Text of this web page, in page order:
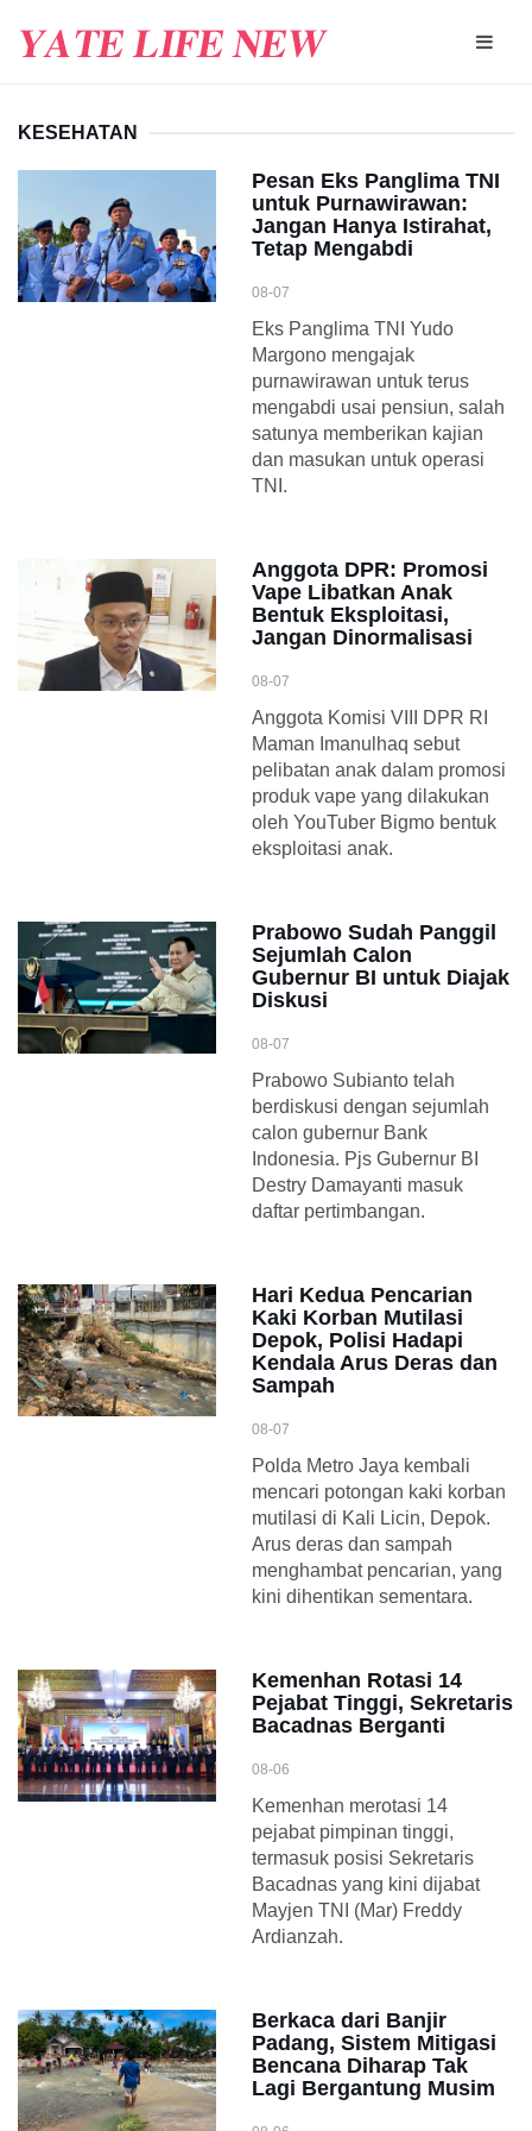
KESEHATAN
Pesan Eks Panglima TNI
untuk Purnawirawan:
Jangan Hanya Istirahat,
Tetap Mengabdi
08-07
Eks Panglima TNI Yudo
Margono mengajak
purnawirawan untuk terus
mengabdi usai pensiun, salah
satunya memberikan kajian
dan masukan untuk operasi
TNI.
Anggota DPR: Promosi
Vape Libatkan Anak
Bentuk Eksploitasi,
Jangan Dinormalisasi
08-07
Anggota Komisi VIII DPR RI
Maman Imanulhaq sebut
pelibatan anak dalam promosi
produk vape yang dilakukan
oleh YouTuber Bigmo bentuk
eksploitasi anak.
Prabowo Sudah Panggil
Sejumlah Calon
Gubernur BI untuk Diajak
Diskusi
08-07
Prabowo Subianto telah
berdiskusi dengan sejumlah
calon gubernur Bank
Indonesia. Pjs Gubernur BI
Destry Damayanti masuk
daftar pertimbangan.
Hari Kedua Pencarian
Kaki Korban Mutilasi
Depok, Polisi Hadapi
Kendala Arus Deras dan
Sampah
08-07
Polda Metro Jaya kembali
mencari potongan kaki korban
mutilasi di Kali Licin, Depok.
Arus deras dan sampah
menghambat pencarian, yang
kini dihentikan sementara.
Kemenhan Rotasi 14
Pejabat Tinggi, Sekretaris
Bacadnas Berganti
08-06
Kemenhan merotasi 14
pejabat pimpinan tinggi,
termasuk posisi Sekretaris
Bacadnas yang kini dijabat
Mayjen TNI (Mar) Freddy
Ardianzah.
Berkaca dari Banjir
Padang, Sistem Mitigasi
Bencana Diharap Tak
Lagi Bergantung Musim